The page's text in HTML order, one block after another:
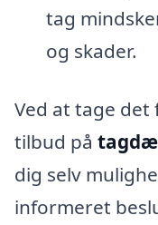
tag
og skader.
Ved at tage
tilbud på
dig selv
informeret